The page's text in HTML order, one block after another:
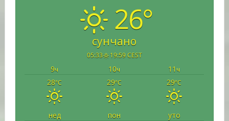
26°
сунчано
05:33 19:59 CEST
9ч 10ч 11 ч
28°C 29°C 29°C
нед пон
уто